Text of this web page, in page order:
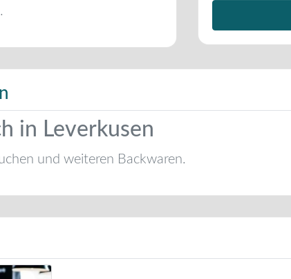
in Leverkusen
und weiteren Backwaren.